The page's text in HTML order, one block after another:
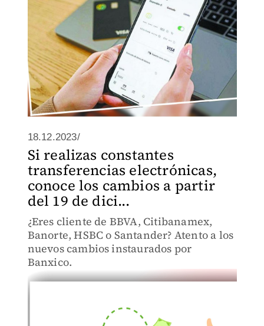
18.12.2023/
Si realizas constantes
transferencias electrónicas,
conoce los cambios a partir
del 19 de dici...
¿Eres cliente de BBVA, Citibanamex,
Banorte, HSBC o Santander? Atento a los
nuevos cambios instaurados por
Banxico.